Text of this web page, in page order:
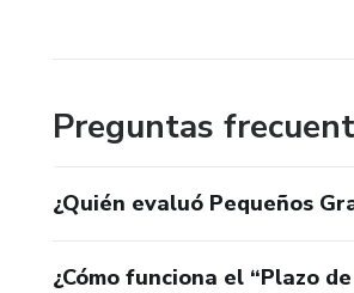
Preguntas
¿Quién evaluó Pequeños
¿Cómo funciona el “Plazo